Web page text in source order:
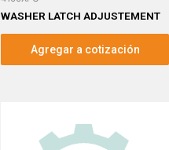
WASHER LATCH ADJUSTEMENT
Agregar a cotización